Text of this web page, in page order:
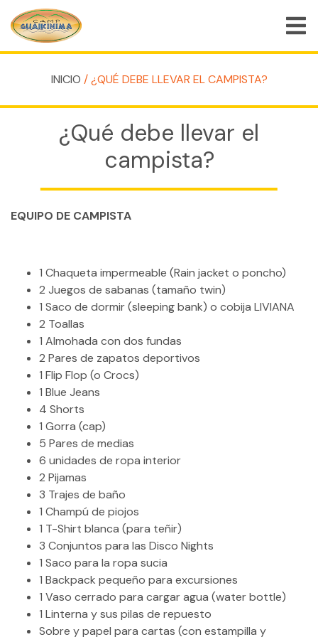
PROGRAMAS DE CAMPAMENTO DE VERANO
PROGRAMAS ESPECIALES
BLOG
MI CUENTA
(954) 654-0395 / (954) 995-1416
INICIO / ¿QUÉ DEBE LLEVAR EL CAMPISTA?
¿Qué debe llevar el
campista?
EQUIPO DE CAMPISTA
1 Chaqueta impermeable (Rain jacket o poncho)
2 Juegos de sabanas (tamaño twin)
1 Saco de dormir (sleeping bank) o cobija LIVIANA
2 Toallas
1 Almohada con dos fundas
2 Pares de zapatos deportivos
1 Flip Flop (o Crocs)
1 Blue Jeans
4 Shorts
1 Gorra (cap)
5 Pares de medias
6 unidades de ropa interior
2 Pijamas
3 Trajes de baño
1 Champú de piojos
1 T-Shirt blanca (para teñir)
3 Conjuntos para las Disco Nights
1 Saco para la ropa sucia
1 Backpack pequeño para excursiones
1 Vaso cerrado para cargar agua (water bottle)
1 Linterna y sus pilas de repuesto
Sobre y papel para cartas (con estampilla y